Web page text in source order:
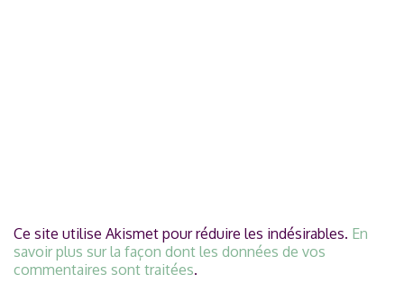
Ce site utilise Akismet pour réduire les indésirables. En
savoir plus sur la façon dont les données de vos
commentaires sont traitées.